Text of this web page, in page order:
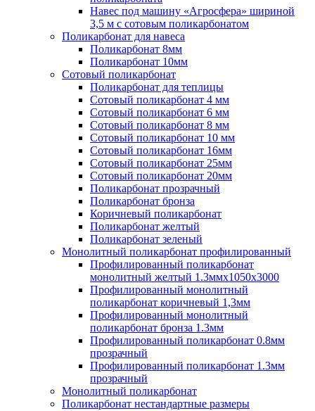
Навес под машину «Агросфера» шириной
3,5 м с сотовым поликарбонатом
Поликарбонат для навеса
Поликарбонат 8мм
Поликарбонат 10мм
Сотовый поликарбонат
Поликарбонат для теплицы
Сотовый поликарбонат 4 мм
Сотовый поликарбонат 6 мм
Сотовый поликарбонат 8 мм
Сотовый поликарбонат 10 мм
Сотовый поликарбонат 16мм
Сотовый поликарбонат 25мм
Сотовый поликарбонат 20мм
Поликарбонат прозрачный
Поликарбонат бронза
Коричневый поликарбонат
Поликарбонат желтый
Поликарбонат зеленый
Монолитный поликарбонат профилированный
Профилированный поликарбонат
монолитный желтый 1.3ммх1050х3000
Профилированный монолитный
поликарбонат коричневый 1,3мм
Профилированный монолитный
поликарбонат бронза 1.3мм
Профилированный поликарбонат 0.8мм
прозрачный
Профилированный поликарбонат 1.3мм
прозрачный
Монолитный поликарбонат
Поликарбонат нестандартные размеры